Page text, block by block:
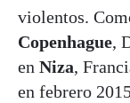
violentos.
Copenhague,
en Niza,
en febrero